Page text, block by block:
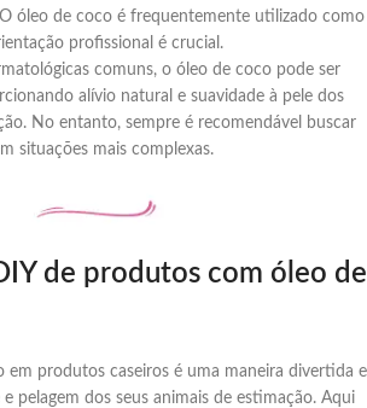
óleo de coco é frequentemente utilizado como
profissional é crucial.
comuns, o óleo de coco pode ser
alívio natural e suavidade à pele dos
No entanto, sempre é recomendável buscar
situações mais complexas.
de produtos com óleo de
em produtos caseiros é uma maneira divertida e
pelagem dos seus animais de estimação. Aqui